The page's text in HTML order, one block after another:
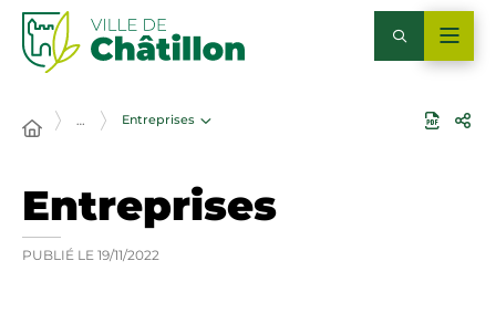
… Entreprises
Entreprises
PUBLIÉ LE 19/11/2022